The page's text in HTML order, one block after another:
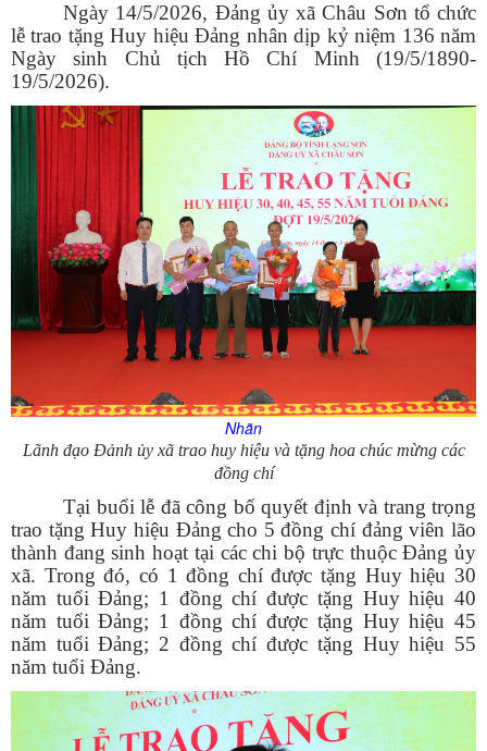
Ngày 14/5/2026, Đảng ủy xã Châu Sơn tổ chức
lễ trao tặng Huy hiệu Đảng nhân dịp kỷ niệm 136 năm
Ngày sinh Chủ tịch Hồ Chí Minh (19/5/1890-
19/5/2026).
Nhãn
Lãnh đạo Đảnh ủy xã trao huy hiệu và tặng hoa chúc mừng các
đồng chí
Tại buổi lễ đã công bố quyết định và trang trọng
trao tặng Huy hiệu Đảng cho 5 đồng chí đảng viên lão
thành đang sinh hoạt tại các chi bộ trực thuộc Đảng ủy
xã. Trong đó, có 1 đồng chí được tặng Huy hiệu 30
năm tuổi Đảng; 1 đồng chí được tặng Huy hiệu 40
năm tuổi Đảng; 1 đồng chí được tặng Huy hiệu 45
năm tuổi Đảng; 2 đồng chí được tặng Huy hiệu 55
năm tuổi Đảng.